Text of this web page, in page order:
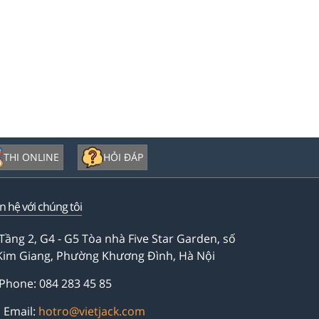
THI ONLINE HỎI ĐÁP
hệ với chúng tôi
2, G4 - G5 Tòa nhà Five Star Garden, số
Giang, Phường Khương Đình, Hà Nội
Phone: 084 283 45 85
Email: hotro@vietjack.com